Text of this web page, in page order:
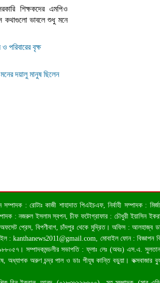
শিক্ষকদের এমপিও
ভাবলে শুধু মনে
পরিবারের বৃক্ষ
দয়ালু মানুষ ছিলেন
: রোটাঃ কাজী শাহাদাত পিএইচএফ, নির্বাহী সম্পাদক :
: নজরুল ইসলাম স্বপন, চীফ ফটোগ্রাফার : চৌধুরী ইয়াসিন
প্রেস, বিপণীবাগ, চাঁদপুর থেকে মুদ্রিত। অফিস : আলহাজ্ব
:kanthanews2011@gmail.com , মোবাইল ফোন :
সম্পাদকমন্ডলীর সভাপতি : ফ্লাঃ লেঃ (অবঃ) এস.এ. সুলতান
অধ্যাপক অরুণ চন্দ্র পাল ও ডাঃ পীযূষ কান্তি বড়ুয়া। কক্সবাজার